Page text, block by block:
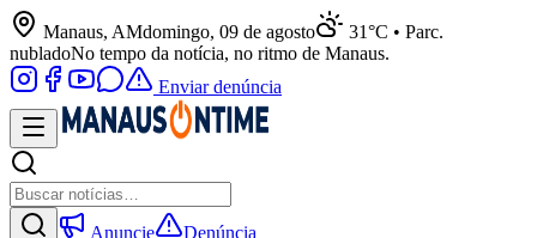
Manaus, AMdomingo, 09 de agosto
31°C • Parc.
nubladoNo tempo da notícia, no ritmo de Manaus.
Enviar denúncia
Anuncie
Denúncia